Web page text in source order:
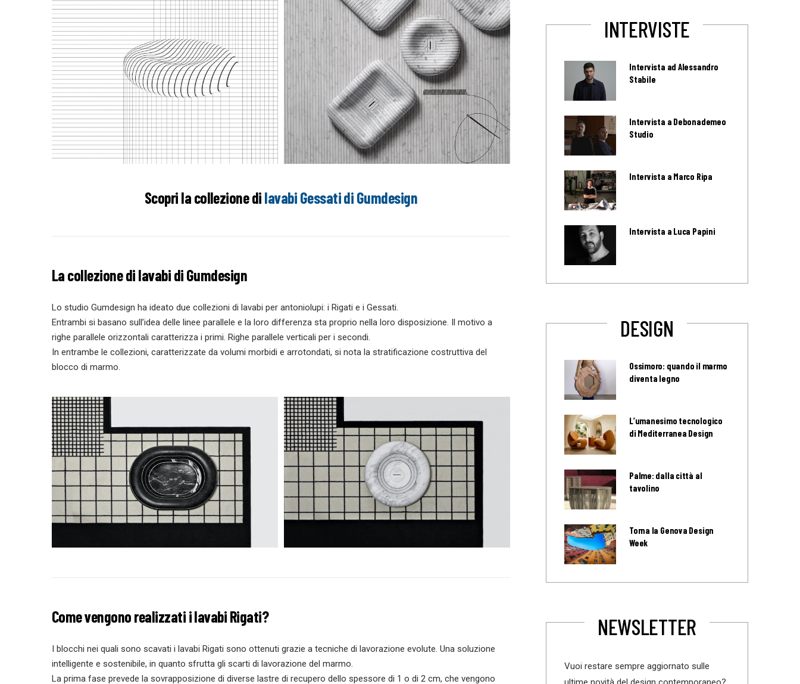
Scopri la collezione dilavabi Gessati di Gumdesign
La collezione di lavabi di Gumdesign
Lo studio Gumdesign ha ideato due collezioni di lavabi per antoniolupi: i Rigati e i Gessati.
Entrambi si basano sull’idea delle linee parallele e la loro differenza sta proprio nella loro disposizione. Il motivo a
righe parallele orizzontali caratterizza i primi. Righe parallele verticali per i secondi.
In entrambe le collezioni, caratterizzate da volumi morbidi e arrotondati, si nota la stratificazione costruttiva del
blocco di marmo.
Come vengono realizzati i lavabi Rigati?
I blocchi nei quali sono scavati i lavabi Rigati sono ottenuti grazie a tecniche di lavorazione evolute. Una soluzione
intelligente e sostenibile, in quanto sfrutta gli scarti di lavorazione del marmo.
La prima fase prevede la sovrapposizione di diverse lastre di recupero dello spessore di 1 o di 2 cm, che vengono
INTERVISTE
Intervista ad Alessandro
Stabile
Intervista a Debonademeo
Studio
Intervista a Marco Ripa
Intervista a Luca Papini
DESIGN
Ossimoro: quando il marmo
diventa legno
L’umanesimo tecnologico
di Mediterranea Design
Palme: dalla città al
tavolino
Torna la Genova Design
Week
NEWSLETTER
Vuoi restare sempre aggiornato sulle